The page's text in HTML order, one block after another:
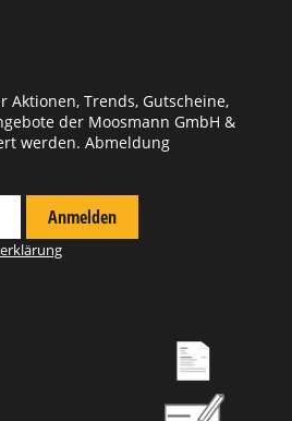
Aktionen, Trends, Gutscheine,
der Moosmann GmbH &
werden. Abmeldung
Anmelden